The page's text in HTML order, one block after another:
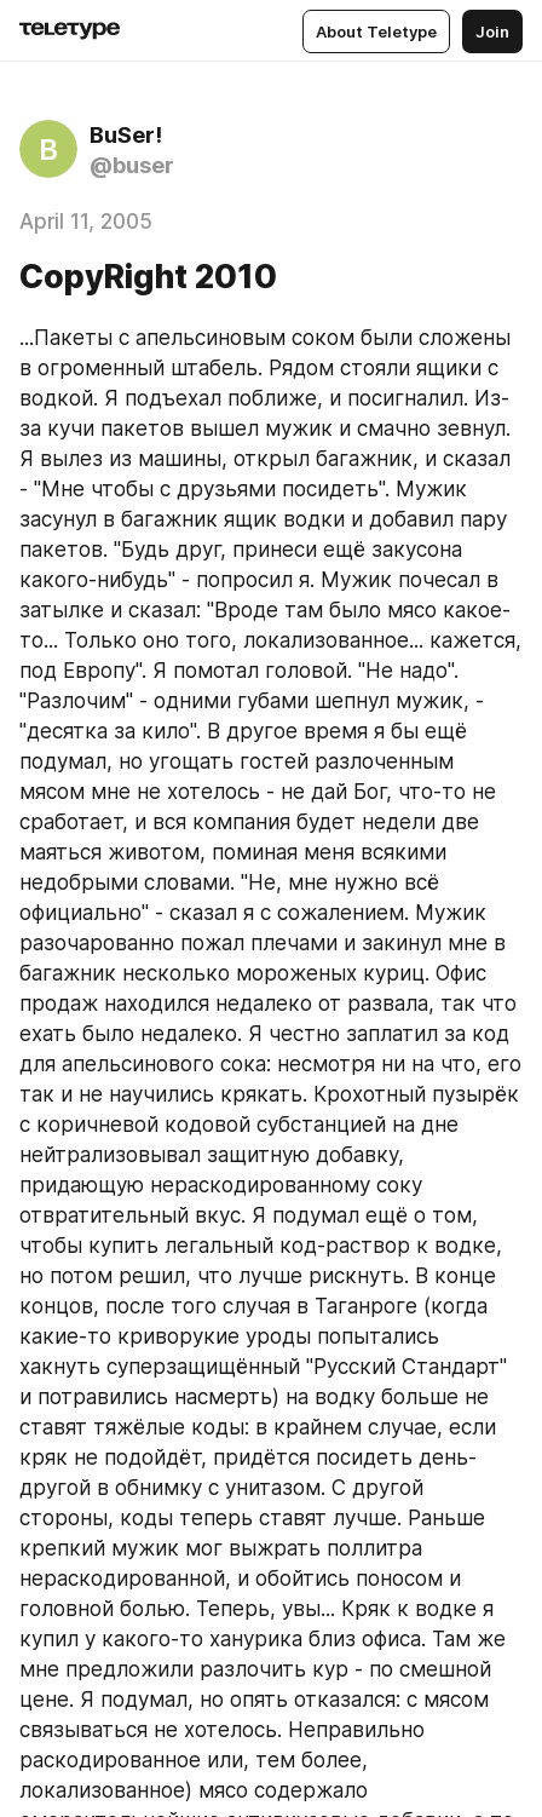
About Teletype Join
B
BuSer!
@buser
April 11, 2005
CopyRight 2010
...Пакеты с апельсиновым соком были сложены
в огроменный штабель. Рядом стояли ящики с
водкой. Я подъехал поближе, и посигналил. Из-
за кучи пакетов вышел мужик и смачно зевнул.
Я вылез из машины, открыл багажник, и сказал
- "Мне чтобы с друзьями посидеть". Мужик
засунул в багажник ящик водки и добавил пару
пакетов. "Будь друг, принеси ещё закусона
какого-нибудь" - попросил я. Мужик почесал в
затылке и сказал: "Вроде там было мясо какое-
то... Только оно того, локализованное... кажется,
под Европу". Я помотал головой. "Hе надо".
"Разлочим" - одними губами шепнул мужик, -
"десятка за кило". В другое время я бы ещё
подумал, но угощать гостей разлоченным
мясом мне не хотелось - не дай Бог, что-то не
сработает, и вся компания будет недели две
маяться животом, поминая меня всякими
недобрыми словами. "Hе, мне нужно всё
официально" - сказал я с сожалением. Мужик
разочарованно пожал плечами и закинул мне в
багажник несколько мороженых куриц. Офис
продаж находился недалеко от развала, так что
ехать было недалеко. Я честно заплатил за код
для апельсинового сока: несмотря ни на что, его
так и не научились крякать. Крохотный пузырёк
с коричневой кодовой субстанцией на дне
нейтрализовывал защитную добавку,
придающую нераскодированному соку
отвратительный вкус. Я подумал ещё о том,
чтобы купить легальный код-раствор к водке,
но потом решил, что лучше рискнуть. В конце
концов, после того случая в Таганроге (когда
какие-то криворукие уроды попытались
хакнуть суперзащищённый "Русский Стандарт"
и потравились насмерть) на водку больше не
ставят тяжёлые коды: в крайнем случае, если
кряк не подойдёт, придётся посидеть день-
другой в обнимку с унитазом. С другой
стороны, коды теперь ставят лучше. Раньше
крепкий мужик мог выжрать поллитра
нераскодированной, и обойтись поносом и
головной болью. Теперь, увы... Кряк к водке я
купил у какого-то ханурика близ офиса. Там же
мне предложили разлочить кур - по смешной
цене. Я подумал, но опять отказался: с мясом
связываться не хотелось. Hеправильно
раскодированное или, тем более,
локализованное) мясо содержало